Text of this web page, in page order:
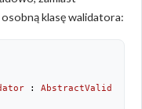
klasę walidatora:
: AbstractValidator